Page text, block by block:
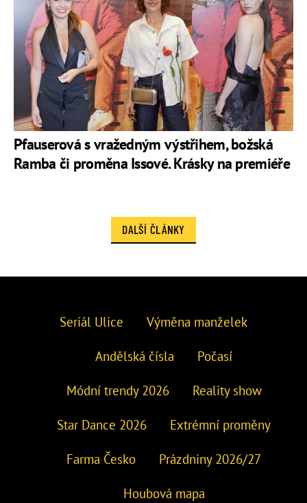
Pfauserová s vražedným výstřihem, božská
Ramba či proměna Issové. Krásky na premiéře
DALŠÍ ČLÁNKY
Seriál Ulice Výměna manželek
Andělská čísla Počasí
Módní trendy 2026 Reality show
Star Dance 2026 Extrémní proměny
Farma Česko Prázdniny 2026/27
Houbová mapa